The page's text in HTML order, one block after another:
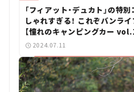
「フィアット・デュカト」の特
しゃれすぎる！ これぞバンラ
【憧れのキャンピングカー
2024.07.11